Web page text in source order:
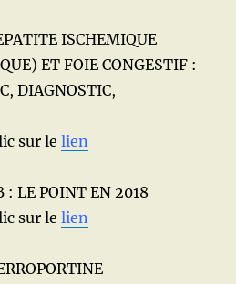
ISCHEMIQUE
ET FOIE CONGESTIF :
DIAGNOSTIC,
sur lelien
: LE POINT EN 2018
sur lelien